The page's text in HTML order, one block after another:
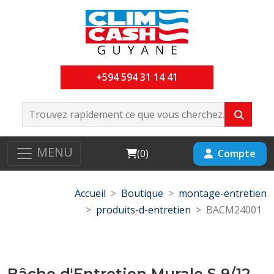
+594 594 31 14 41
MENU Cart
(0) Compte
Accueil Boutique
montage-entretien
produits-d-entretien
BACM24001